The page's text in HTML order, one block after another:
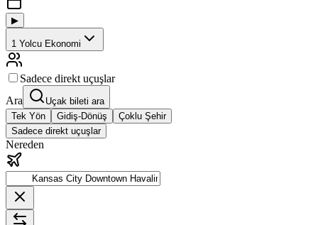
▶
1 Yolcu Ekonomi
Sadece direkt uçuşlar
Ara
Uçak bileti ara
Tek Yön
Gidiş-Dönüş
Çoklu Şehir
Sadece direkt uçuşlar
Nereden